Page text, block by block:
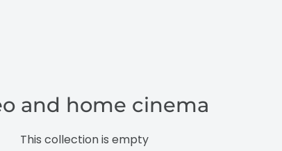
and home cinema
This collection is empty